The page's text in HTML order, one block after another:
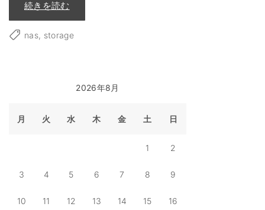
続きを読む
a
o
作
る
B
S
1
1
nas storage
2026年8月
月 火 水 木 金 土 日
1 2
3 4 5 6 7 8 9
10 11 12 13 14 15 16